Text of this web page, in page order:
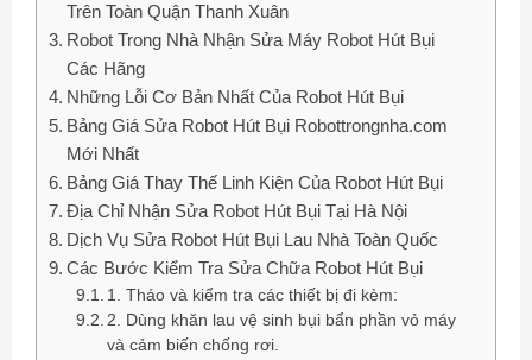
Trên Toàn Quận Thanh Xuân
Robot Trong Nhà Nhận Sửa Máy Robot Hút Bụi
Các Hãng
Những Lỗi Cơ Bản Nhất Của Robot Hút Bụi
Bảng Giá Sửa Robot Hút Bụi Robottrongnha.com
Mới Nhất
Bảng Giá Thay Thế Linh Kiện Của Robot Hút Bụi
Địa Chỉ Nhận Sửa Robot Hút Bụi Tại Hà Nội
Dịch Vụ Sửa Robot Hút Bụi Lau Nhà Toàn Quốc
Các Bước Kiểm Tra Sửa Chữa Robot Hút Bụi
1. Tháo và kiểm tra các thiết bị đi kèm:
2. Dùng khăn lau vệ sinh bụi bẩn phần vỏ máy
và cảm biến chống rơi.